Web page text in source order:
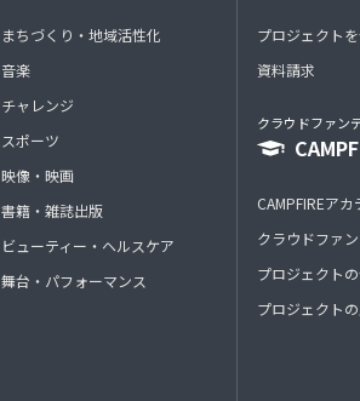
まちづくり・地域活性化
音楽
チャレンジ
スポーツ
映像・映画
書籍・雑誌出版
ビューティー・ヘルスケア
舞台・パフォーマンス
プロジェクト
資料請求
クラウドファン
CAMPFIREア
クラウドファ
プロジェクト
プロジェクト